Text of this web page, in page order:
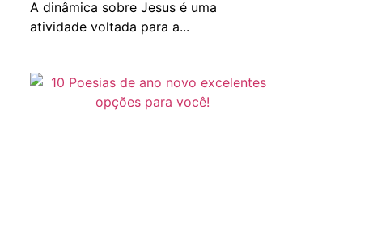
A dinâmica sobre Jesus é uma
atividade voltada para a...